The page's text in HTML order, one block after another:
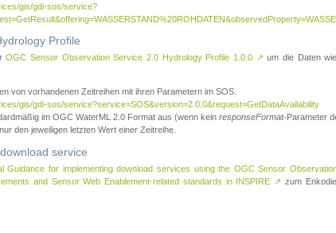
gis/gdi-sos/service?
Profile
OGC Sensor Observation Service 2.0 Hydrology Profile 1.0.0 ↗ um die Daten
von vorhandenen Zeitreihen mit ihren Parametern im SOS.
gis/gdi-sos/service?service=SOS&version=2.0.0&request=GetDataAvailability
im OGC WaterML 2.0 Format aus (wenn kein responseFormat-Parameter
den jeweiligen letzten Wert einer Zeitreihe.
service
Guidance for implementing download services using the OGC Sensor
and Sensor Web Enablement-related standards in INSPIRE ↗ zum